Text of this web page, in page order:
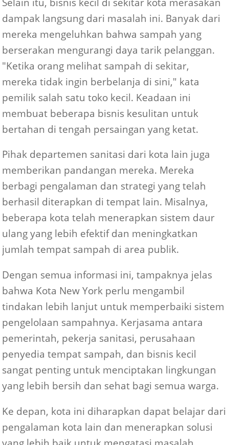
dampak langsung dari masalah ini. Banyak dari
mereka mengeluhkan bahwa sampah yang
berserakan mengurangi daya tarik pelanggan.
"Ketika orang melihat sampah di sekitar,
mereka tidak ingin berbelanja di sini," kata
pemilik salah satu toko kecil. Keadaan ini
membuat beberapa bisnis kesulitan untuk
bertahan di tengah persaingan yang ketat.
Pihak departemen sanitasi dari kota lain juga
memberikan pandangan mereka. Mereka
berbagi pengalaman dan strategi yang telah
berhasil diterapkan di tempat lain. Misalnya,
beberapa kota telah menerapkan sistem daur
ulang yang lebih efektif dan meningkatkan
jumlah tempat sampah di area publik.
Dengan semua informasi ini, tampaknya jelas
bahwa Kota New York perlu mengambil
tindakan lebih lanjut untuk memperbaiki sistem
pengelolaan sampahnya. Kerjasama antara
pemerintah, pekerja sanitasi, perusahaan
penyedia tempat sampah, dan bisnis kecil
sangat penting untuk menciptakan lingkungan
yang lebih bersih dan sehat bagi semua warga.
Ke depan, kota ini diharapkan dapat belajar dari
pengalaman kota lain dan menerapkan solusi